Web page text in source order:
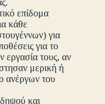
επίδομα
κάθε
για
για το
εργασία τους, αν
μερική ή
ανέργων του
και